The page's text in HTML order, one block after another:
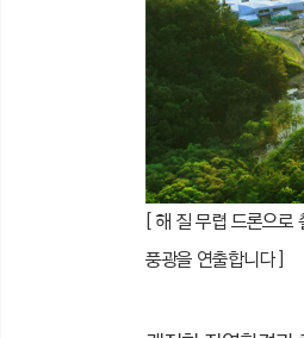
[ 해 질 무렵 드론으로
풍광을 연출합니다 ]